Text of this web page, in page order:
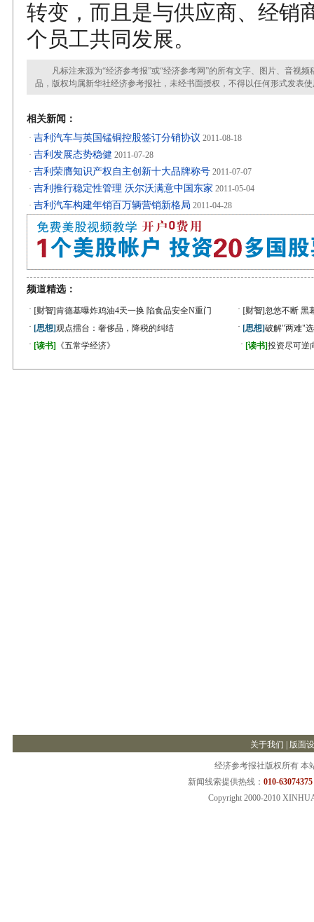
转变，而且是与供应商、经销
个员工共同发展。
凡标注来源为“经济参考报”或“经济参考网”的所有文字、图片、音视频
品，版权均属新华社经济参考报社，未经书面授权，不得以任何形式发表
相关新闻：
· 吉利汽车与英国锰铜控股签订分销协议 2011-08-18
· 吉利发展态势稳健 2011-07-28
· 吉利荣膺知识产权自主创新十大品牌称号 2011-07-07
· 吉利推行稳定性管理 沃尔沃满意中国东家 2011-05-04
· 吉利汽车构建年销百万辆营销新格局 2011-04-28
频道精选：
· [财智]肯德基曝炸鸡油4天一换 陷食品安全N重门 · [财智]忽悠不断 黑
· [思想]观点擂台：奢侈品，降税的纠结 · [思想]破解"两难"
· [读书] 《五常学经济》 · [读书]投资尽可逆
关于我们 版面
经济参考报社版权所有 本
新闻线索提供热线： 010-
Copyright 2000-2010